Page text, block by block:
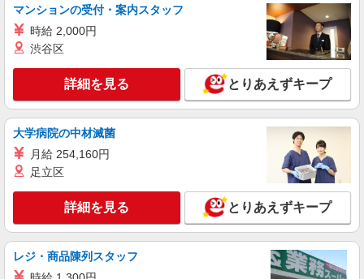
マンションの受付・案内スタッフ
時給 2,000円
渋谷区
詳細を見る とりあえずキープ
大学病院の中材滅菌
月給 254,160円
足立区
詳細を見る とりあえずキープ
レジ・商品陳列スタッフ